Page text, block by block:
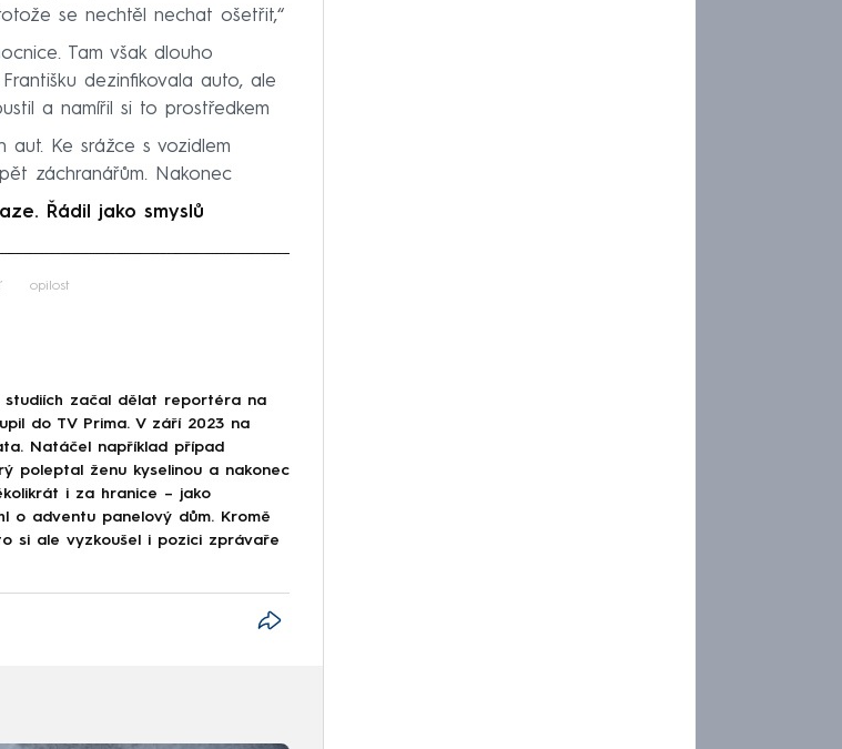
se nechtěl nechat ošetřit,“
Tam však dlouho
dezinfikovala auto, ale
a namířil si to prostředkem
aut. Ke srážce s vozidlem
záchranářům. Nakonec
Řádil jako smyslů
opilost
studiích začal dělat reportéra na
do TV Prima. V září 2023 na
Natáčel například případ
poleptal ženu kyselinou a nakonec
i za hranice – jako
o adventu panelový dům. Kromě
si ale vyzkoušel i pozici zprávaře